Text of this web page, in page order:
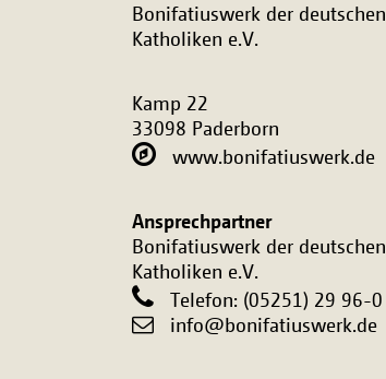
Bonifatiuswerk der deutschen
Katholiken e.V.
Kamp 22
33098 Paderborn
www.bonifatiuswerk.de
Ansprechpartner
Bonifatiuswerk der deutschen
Katholiken e.V.
Telefon: (05251) 29 96-0
info@bonifatiuswerk.de